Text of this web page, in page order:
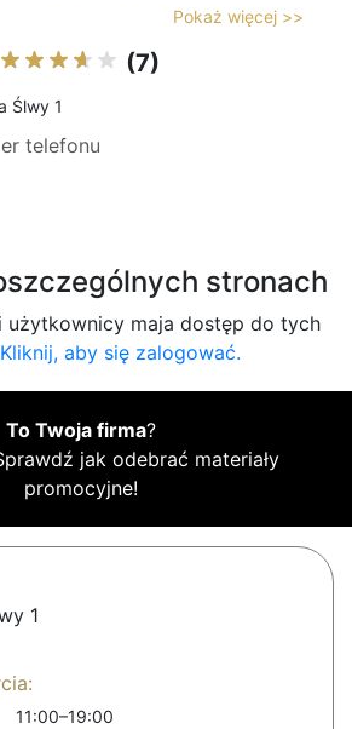
Pokaż więcej >>
(7)
Ślwy 1
telefonu
stronach
użytkownicy maja dostęp do tych
Kliknij, aby się zalogować.
To Twoja firma?
jak odebrać materiały
promocyjne!
1
11:00–19:00